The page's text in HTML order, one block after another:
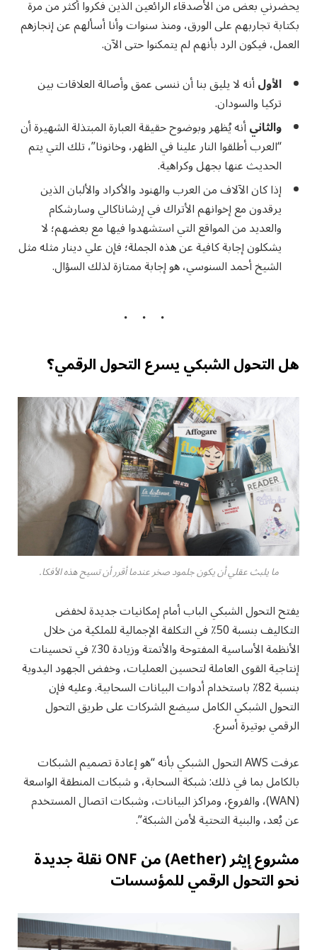
يحضرني بعض من الأصدقاء الرائعين الذين فكروا أكثر من مرة
بكتابة تجاربهم على الورق، ومنذ سنوات وأنا أسألهم عن إنجازهم
العمل، فيكون الرد بأنهم لم يتمكنوا حتى الآن.
الأولأنه لا يليق بنا أن ننسى عمق وأصالة العلاقات بين
تركيا والسودان.
والثانيأنه يُظهر وبوضوح حقيقة العبارة المبتذلة الشهيرة أن
“العرب أطلقوا النار علينا في الظهر، وخانونا”، تلك التي يتم
الحديث عنها بجهل وكراهية.
إذا كان الآلاف من العرب والهنود والأكراد والألبان الذين
يرقدون مع إخوانهم الأتراك في إرشاناكالي وسارشكام
والعديد من المواقع التي استشهدوا فيها مع بعضهم؛ لا
يشكلون إجابة كافية عن هذه الجملة؛ فإن علي دينار مثله مثل
الشيخ أحمد السنوسي، هو إجابة ممتازة لذلك السؤال.
هل التحول الشبكي يسرع التحول الرقمي؟
ما يلبث عقلي أن يكون جلمود صخر عندما أقرر أن تسيح هذه الأفكا.
يفتح التحول الشبكي الباب أمام إمكانيات جديدة لخفض
التكاليف بنسبة 50٪ في التكلفة الإجمالية للملكية من خلال
الأنظمة الأساسية المفتوحة والأتمتة وزيادة 30٪ في تحسينات
إنتاجية القوى العاملة لتحسين العمليات، وخفض الجهود اليدوية
بنسبة 82٪ باستخدام أدوات البيانات السحابية. وعليه فإن
التحول الشبكي الكامل سيضع الشركات على طريق التحول
الرقمي بوتيرة أسرع.
عرفت AWS التحول الشبكي بأنه “هو إعادة تصميم الشبكات
بالكامل بما في ذلك: شبكة السحابة، و شبكات المنطقة الواسعة
(WAN)، والفروع، ومراكز البيانات، وشبكات اتصال المستخدم
عن بُعد، والبنية التحتية لأمن الشبكة”.
مشروع إيثر (Aether) من ONF نقلة جديدة
نحو التحول الرقمي للمؤسسات